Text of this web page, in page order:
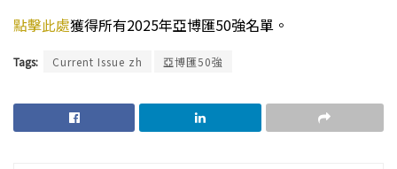
點擊此處獲得所有2025年亞博匯50強名單。
Tags: Current Issue zh 亞博匯50強